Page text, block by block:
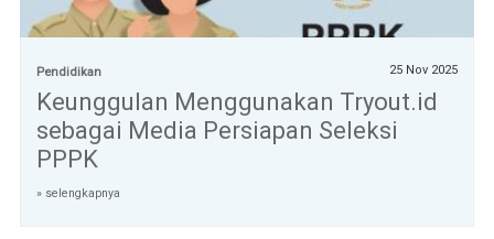
Pendidikan 25 Nov 2025
Keunggulan Menggunakan Tryout.id
sebagai Media Persiapan Seleksi
PPPK
» selengkapnya